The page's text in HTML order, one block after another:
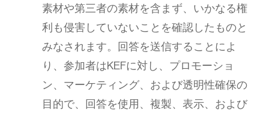
素材や第三者の素材を含まず、いかなる権
利も侵害していないことを確認したものと
みなされます。回答を送信することによ
り、参加者はKEFに対し、プロモーショ
ン、マーケティング、および透明性確保の
目的で、回答を使用、複製、表示、および